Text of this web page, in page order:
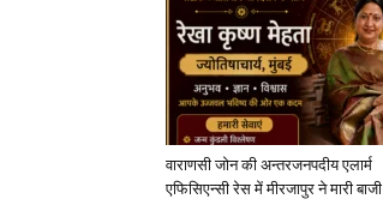
वाराणसी जोन की अन्तरजनपदीय एलार्म
एफिसिएन्सी रेस में मीरजापुर ने मारी बाजी